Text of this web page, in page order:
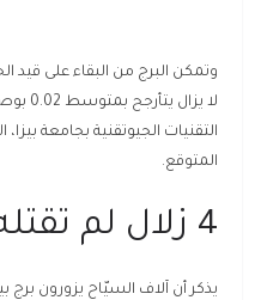
وتمكن البرج من البقاء على قيد
التقنيات الجيوتقنية بجامعة
المتوقع.
4 زلال لم تقتله!
يذكر أن آلاف السيّاح يزورون برج